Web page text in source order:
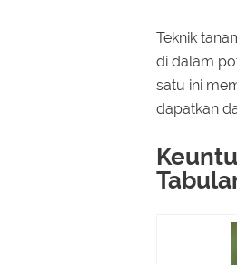
Teknik
di dalam
satu ini
dapatkan